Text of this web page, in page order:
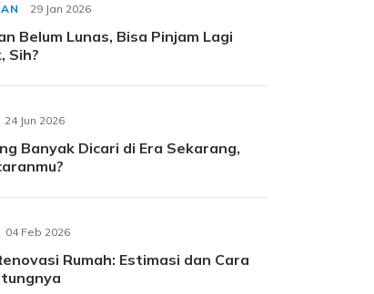
29 Jan 2026
Belum Lunas, Bisa Pinjam Lagi
Sih?
24 Jun 2026
Banyak Dicari di Era Sekarang,
04 Feb 2026
Rumah: Estimasi dan Cara